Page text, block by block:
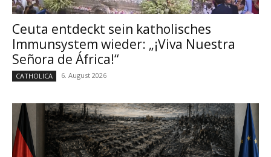
Ceuta entdeckt sein katholisches
Immunsystem wieder: „¡Viva Nuestra
Señora de África!“
CATHOLICA 6. August 2026